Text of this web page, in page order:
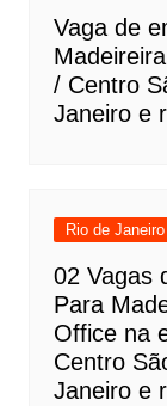
Vaga de
/ Centro
Janeiro e
Rio de
02 Vagas
Para
Office na
Centro
Janeiro e